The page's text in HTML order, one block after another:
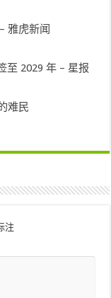
雅虎新闻
至 2029 年 – 星报
难民
注